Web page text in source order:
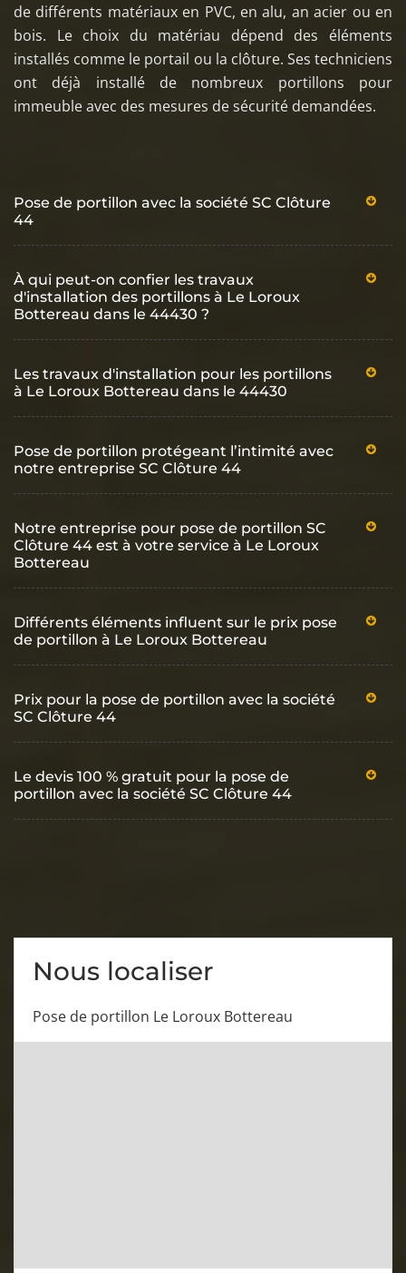
de différents matériaux en PVC, en alu, an acier ou en
bois. Le choix du matériau dépend des éléments
installés comme le portail ou la clôture. Ses techniciens
ont déjà installé de nombreux portillons pour
immeuble avec des mesures de sécurité demandées.
Pose de portillon avec la société SC Clôture
44
À qui peut-on confier les travaux
d'installation des portillons à Le Loroux
Bottereau dans le 44430 ?
Les travaux d'installation pour les portillons
à Le Loroux Bottereau dans le 44430
Pose de portillon protégeant l’intimité avec
notre entreprise SC Clôture 44
Notre entreprise pour pose de portillon SC
Clôture 44 est à votre service à Le Loroux
Bottereau
Différents éléments influent sur le prix pose
de portillon à Le Loroux Bottereau
Prix pour la pose de portillon avec la société
SC Clôture 44
Le devis 100 % gratuit pour la pose de
portillon avec la société SC Clôture 44
Nous localiser
Pose de portillon Le Loroux Bottereau